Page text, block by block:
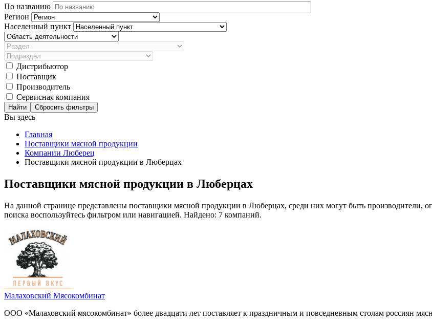
По названию
Регион
Населенный пункт
Дистрибьютор
Поставщик
Производитель
Сервисная компания
Сбросить фильтры
Вы здесь
Главная
Поставщики мясной продукции
Компании Люберец
Поставщики мясной продукции в Люберцах
Поставщики мясной продукции в Люберцах
На данной странице представлены поставщики мясной продукции в Люберцах, среди них могут быть производители,
поиска воспользуйтесь фильтром или навигацией. Найдено: 7 компаний.
Малаховский Мясокомбинат
ООО «Малаховский мясокомбинат» более двадцати лет поставляет к праздничным и повседневным столам россиян